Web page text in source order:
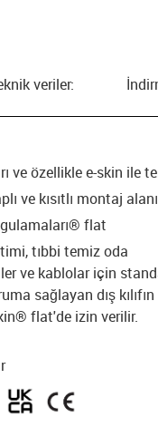
veriler:
ve özellikle e-skin
ve kısıtlı montaj
flat
tıbbi temiz oda
ve kablolar için
sağlayan dış
flat'de izin verilir.